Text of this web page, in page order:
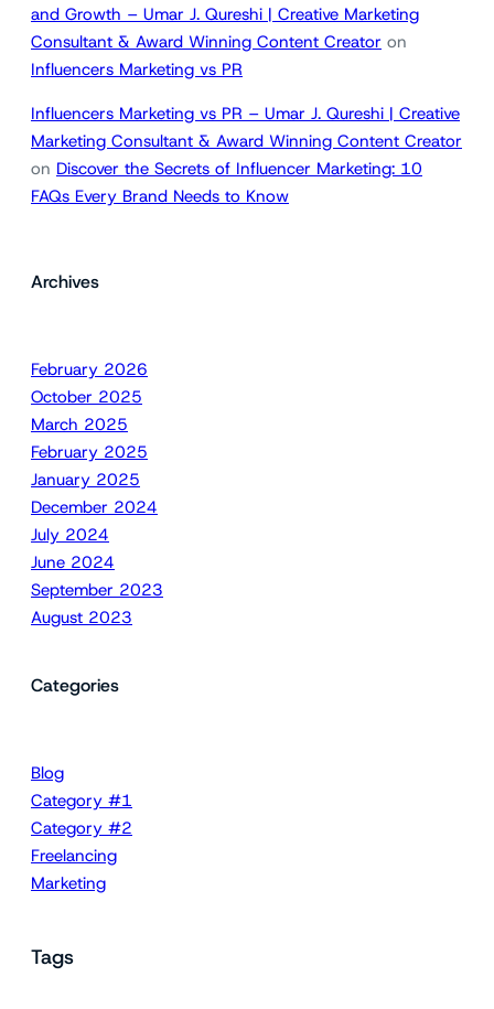
and Growth – Umar J. Qureshi | Creative Marketing
Consultant & Award Winning Content Creator on
Influencers Marketing vs PR
Influencers Marketing vs PR – Umar J. Qureshi | Creative
Marketing Consultant & Award Winning Content Creator
on Discover the Secrets of Influencer Marketing: 10
FAQs Every Brand Needs to Know
Archives
February 2026
October 2025
March 2025
February 2025
January 2025
December 2024
July 2024
June 2024
September 2023
August 2023
Categories
Blog
Category #1
Category #2
Freelancing
Marketing
Tags